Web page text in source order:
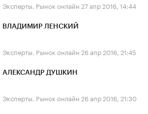
Эксперты. Рынок онлайн 27 апр 2016, 14:44
ВЛАДИМИР ЛЕНСКИЙ
Эксперты. Рынок онлайн 26 апр 2016, 21:45
АЛЕКСАНДР ДУШКИН
Эксперты. Рынок онлайн 26 апр 2016, 21:30